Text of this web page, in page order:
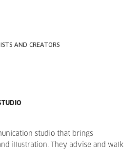
AND CREATORS
studio that brings
illustration. They advise and walk